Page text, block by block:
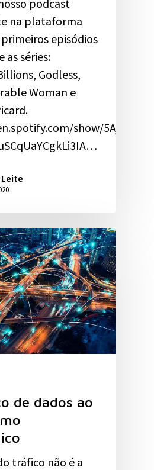
podcast
na plataforma
episódios
as séries:
Godless,
Woman e
show/
Leite
de dados ao
tráfico não é a